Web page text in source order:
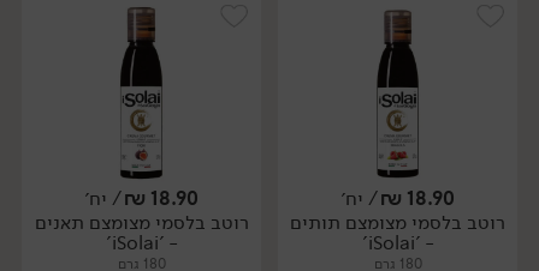
יח׳ יח׳
18.90
₪/ יח׳
רוטב בלסמי מצומצם תותים
- 'iSolai'
180 גרם
18.90
₪/ יח׳
רוטב בלסמי מצומצם תאנים
- 'iSolai'
180 גרם